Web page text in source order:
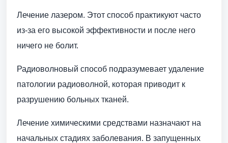
Лечение лазером. Этот способ практикуют часто
из-за его высокой эффективности и после него
ничего не болит.
Радиоволновый способ подразумевает удаление
патологии радиоволной, которая приводит к
разрушению больных тканей.
Лечение химическими средствами назначают на
начальных стадиях заболевания. В запущенных